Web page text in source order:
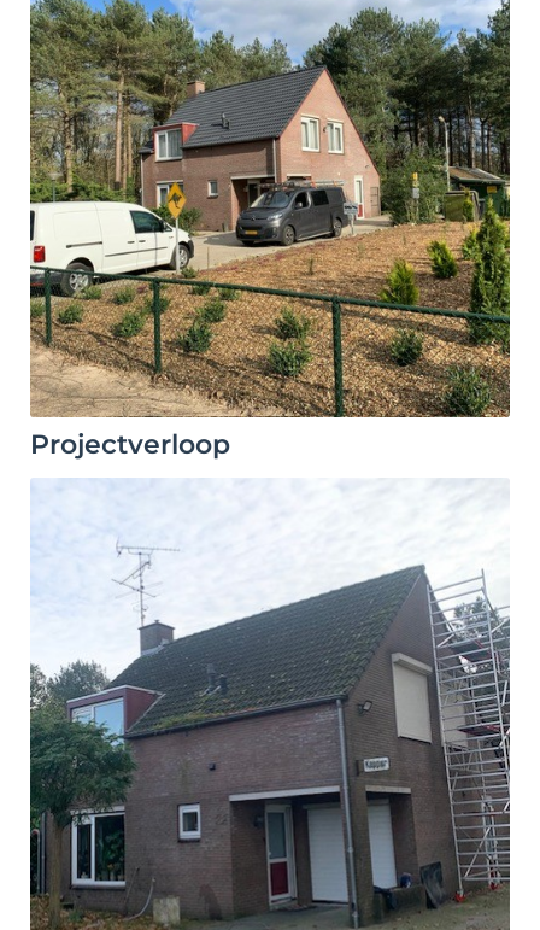
Projectverloop